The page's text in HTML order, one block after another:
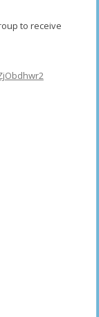
to receive